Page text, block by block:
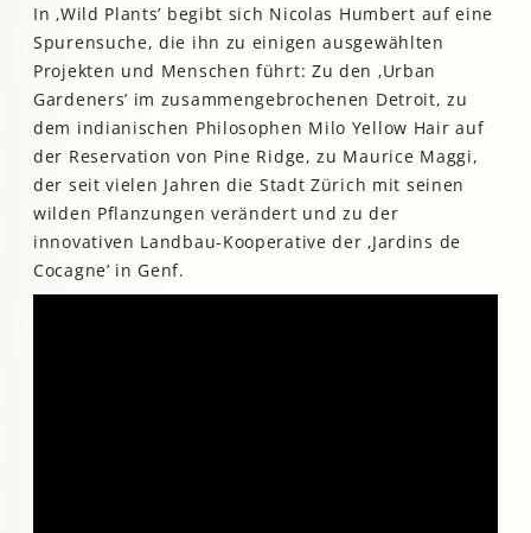
In ‚Wild Plants’ begibt sich Nicolas Humbert auf eine
Spurensuche, die ihn zu einigen ausgewählten
Projekten und Menschen führt: Zu den ‚Urban
Gardeners’ im zusammengebrochenen Detroit, zu
dem indianischen Philosophen Milo Yellow Hair auf
der Reservation von Pine Ridge, zu Maurice Maggi,
der seit vielen Jahren die Stadt Zürich mit seinen
wilden Pflanzungen verändert und zu der
innovativen Landbau-Kooperative der ‚Jardins de
Cocagne’ in Genf.